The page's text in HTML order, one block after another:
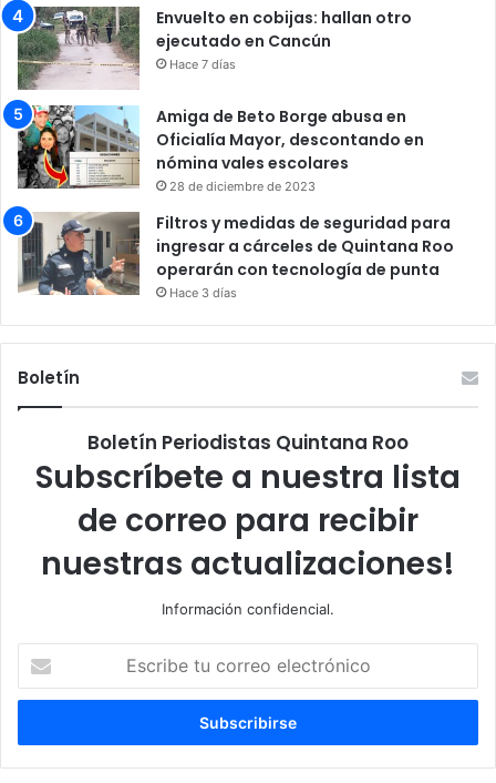
Envuelto en cobijas: hallan otro
ejecutado en Cancún
Hace 7 días
Amiga de Beto Borge abusa en
Oficialía Mayor, descontando en
nómina vales escolares
28 de diciembre de 2023
Filtros y medidas de seguridad para
ingresar a cárceles de Quintana Roo
operarán con tecnología de punta
Hace 3 días
Boletín
Boletín Periodistas Quintana Roo
Subscríbete a nuestra lista
de correo para recibir
nuestras actualizaciones!
Información confidencial.
correo